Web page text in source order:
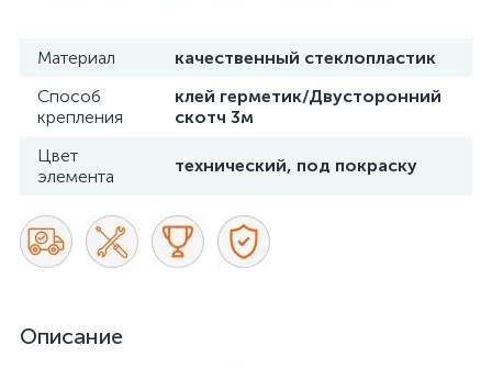
Материал
качественный стеклопластик
Способ
крепления
клей герметик/Двусторонний
скотч 3м
Цвет
элемента
технический, под покраску
Описание